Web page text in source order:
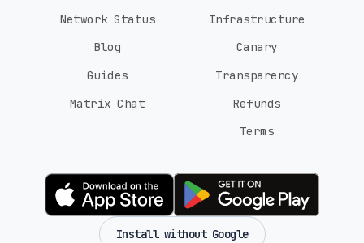
Network Status
Blog
Guides
Matrix Chat
Infrastructure
Canary
Transparency
Refunds
Terms
Install without Google